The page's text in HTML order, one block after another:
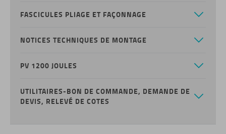
FASCICULES PLIAGE ET FAÇONNAGE
NOTICES TECHNIQUES DE MONTAGE
PV 1200 JOULES
UTILITAIRES-BON DE COMMANDE, DEMANDE DE
DEVIS, RELEVÉ DE COTES